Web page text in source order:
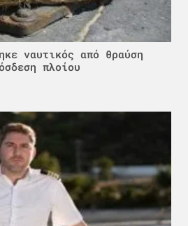
ναυτικός από θραύση
πλοίου